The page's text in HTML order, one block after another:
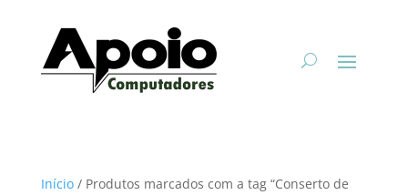
Início/ Produtos marcados com a tag “Conserto de